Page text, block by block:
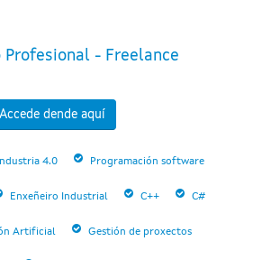
Profesional - Freelance
Accede dende aquí
Industria 4.0 Programación software
Enxeñeiro Industrial C++ C#
Artificial Gestión de proxectos